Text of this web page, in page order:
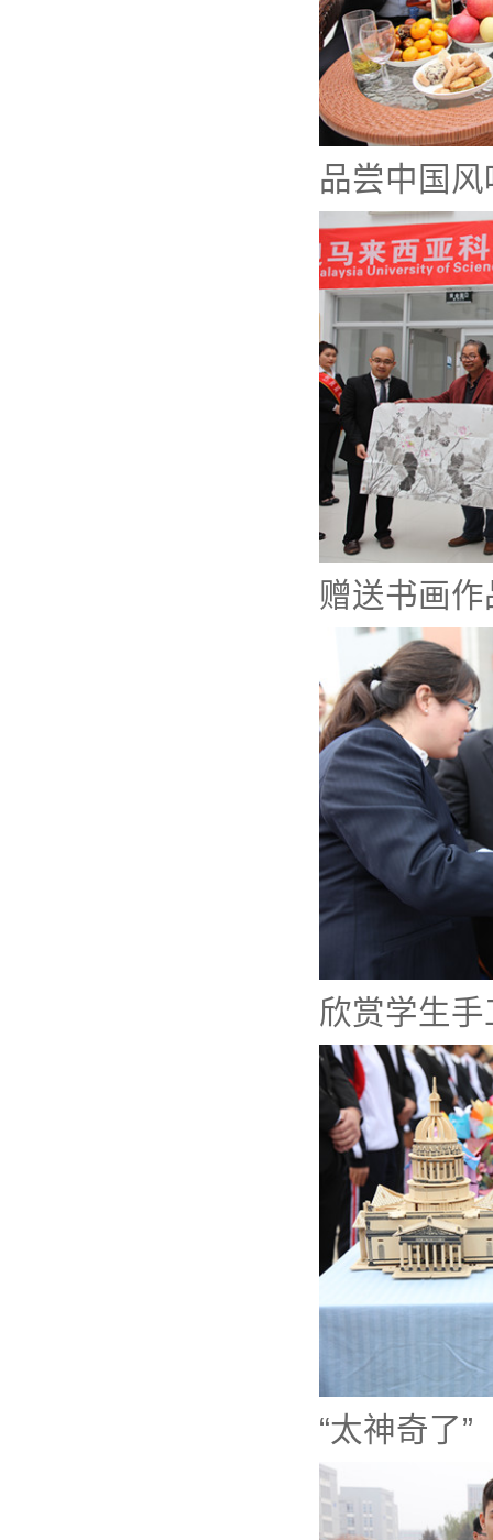
品尝中国风
赠送书画作
欣赏学生
“太神奇了”